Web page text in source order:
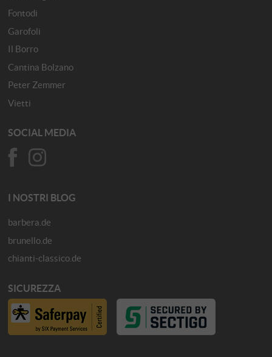
Fontodi
Garofoli
Il Borro
Cantina Bolzano
Peter Zemmer
Vietti
SOCIAL MEDIA
I NOSTRI BLOG
barbera.de
brunello.de
chianti-classico.de
SICUREZZA